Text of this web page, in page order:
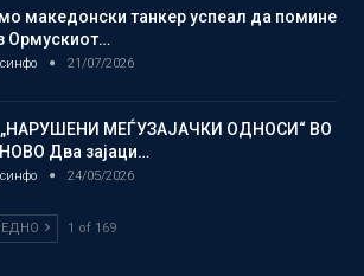
македонски танкер успеал да помине
Ормускиот…
21/07/2026
„НАРУШЕНИ МЕЃУЗАЈАЧКИ ОДНОСИ“ ВО
Два зајаци…
24/05/2026
1 of 169